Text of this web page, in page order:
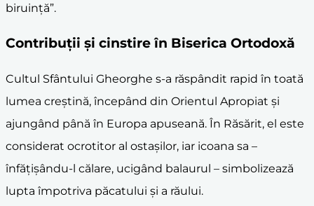
biruinţă”.
Contribuții și cinstire în Biserica Ortodoxă
Cultul Sfântului Gheorghe s-a răspândit rapid în toată
lumea creștină, începând din Orientul Apropiat și
ajungând până în Europa apuseană. În Răsărit, el este
considerat ocrotitor al ostașilor, iar icoana sa –
înfățișându-l călare, ucigând balaurul – simbolizează
lupta împotriva păcatului și a răului.